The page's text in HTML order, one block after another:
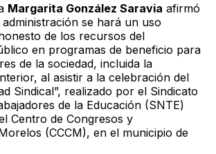
Margarita González Saravia afirmó
se hará un uso
de los recursos del
en programas de beneficio para
de la sociedad, incluida la
al asistir a la celebración del
Sindical”, realizado por el Sindicato
de la Educación (SNTE)
Centro de Congresos y
(CCCM), en el municipio de